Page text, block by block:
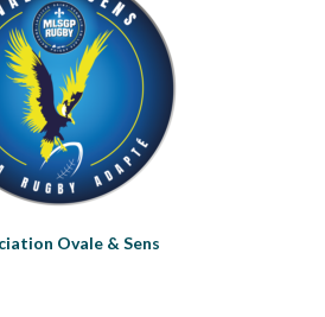
Ovale & Sens